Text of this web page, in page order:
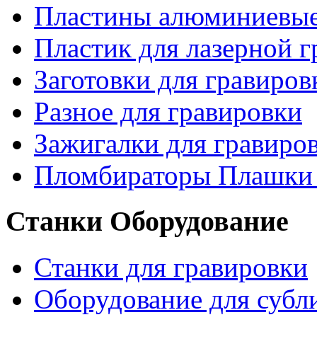
Пластины
Пластик для лазерной
Заготовки для
Разное для гравировки
Зажигалки для
Пломбираторы
Станки Оборудование
Станки для гравировки
Оборудование для